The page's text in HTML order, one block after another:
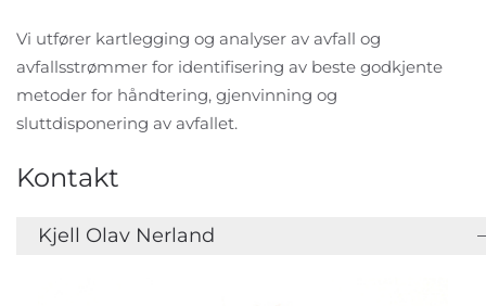
Vi utfører kartlegging og analyser av avfall og
avfallsstrømmer for identifisering av beste godkjente
metoder for håndtering, gjenvinning og
sluttdisponering av avfallet.
Kontakt
Kjell Olav Nerland